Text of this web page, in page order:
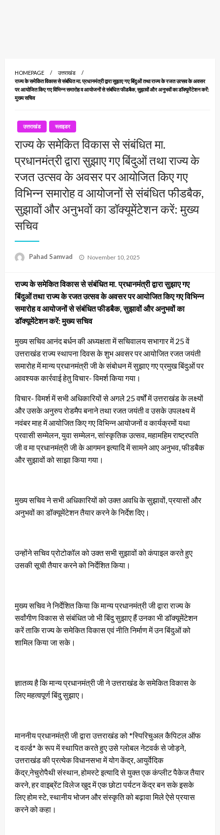
HOMEPAGE
उत्तराखंड
राज्य के समेकित विकास से संबंधित मा. प्रधानमंत्री द्वारा सुझाए गए बिंदुओं तथा राज्य के रजत उत्सव के अवसर
पर आयोजित किए गए विभिन्न समारोह व आयोजनों से संबंधित फीडबैक, सुझावों और अनुभवों का डॉक्यूमेंटेशन करें:
मुख्य सचिव
उत्तराखंड स्लाइडर
राज्य के समेकित विकास से संबंधित मा.
प्रधानमंत्री द्वारा सुझाए गए बिंदुओं तथा राज्य के
रजत उत्सव के अवसर पर आयोजित किए गए
विभिन्न समारोह व आयोजनों से संबंधित फीडबैक,
सुझावों और अनुभवों का डॉक्यूमेंटेशन करें: मुख्य
सचिव
Pahad Samvad
Posted
November 10, 2025
राज्य के समेकित विकास से संबंधित मा. प्रधानमंत्री द्वारा सुझाए गए
बिंदुओं तथा राज्य के रजत उत्सव के अवसर पर आयोजित किए गए विभिन्न
समारोह व आयोजनों से संबंधित फीडबैक, सुझावों और अनुभवों का
डॉक्यूमेंटेशन करें: मुख्य सचिव
मुख्य सचिव आनंद बर्धन की अध्यक्षता में सचिवालय सभागार में 25 वें
उत्तराखंड राज्य स्थापना दिवस के शुभ अवसर पर आयोजित रजत जयंती
समारोह में मान्य प्रधानमंत्री जी के संबोधन में सुझाए गए प्रमुख बिंदुओं पर
आवश्यक कार्रवाई हेतु विचार- विमर्श किया गया।
विचार- विमर्श में सभी अधिकारियों से अगले 25 वर्षों में उत्तराखंड के लक्ष्यों
और उसके अनुरुप रोडमैप बनाने तथा रजत जयंती व उसके उपलक्ष्य में
नवंबर माह में आयोजित किए गए विभिन्न आयोजनों व कार्यक्रमों यथा
प्रवासी सम्मेलन, युवा सम्मेलन, सांस्कृतिक उत्सव, महामहिम राष्ट्रपति
जी व मा प्रधानमंत्री जी के आगमन इत्यादि में सामने आए अनुभव, फीडबैक
और सुझावों को साझा किया गया।
मुख्य सचिव ने सभी अधिकारियों को उक्त अवधि के सुझावों, प्रयासों और
अनुभवों का डॉक्यूमेंटेशन तैयार करने के निर्देश दिए।
उन्होंने सचिव प्रोटोकॉल को उक्त सभी सुझावों को कंपाइल करते हुए
उसकी सूची तैयार करने को निर्देशित किया।
मुख्य सचिव ने निर्देशित किया कि मान्य प्रधानमंत्री जी द्वारा राज्य के
सर्वांगीण विकास से संबंधित जो भी बिंदु सुझाए हैं उनका भी डॉक्यूमेंटेशन
करें ताकि राज्य के समेकित विकास एवं नीति निर्माण में उन बिंदुओं को
शामिल किया जा सके।
ज्ञातव्य है कि मान्य प्रधानमंत्री जी ने उत्तराखंड के समेकित विकास के
लिए महत्वपूर्ण बिंदु सुझाए।
माननीय प्रधानमंत्री जी द्वारा उत्तराखंड को *स्पिरिचुअल कैपिटल ऑफ
द वर्ल्ड* के रूप में स्थापित करते हुए उसे ग्लोबल नेटवर्क से जोड़ने,
उत्तराखंड की प्रत्येक विधानसभा में योग केंद्र, आयुर्वेदिक
केंद्र,नेचुरोपैथी संस्थान, होमस्टे इत्यादि से युक्त एक कंप्लीट पैकेज तैयार
करने, हर वाइब्रेंट विलेज खुद में एक छोटा पर्यटन केंद्र बन सके इसके
लिए होम स्टे, स्थानीय भोजन और संस्कृति को बढ़ावा मिले ऐसे प्रयास
करने को कहा।